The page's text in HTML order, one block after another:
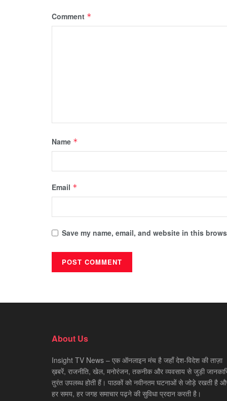
Comment *
Name *
Email *
Save my name, email, and website in this
About Us
Insight TV News – एक ऑनलाइन मंच है जहाँ देश-विदेश की ताज़ा
ख़बरें, राजनीति, खेल, मनोरंजन, तकनीक और व्यवसाय से जुड़ी
तुरंत उपलब्ध होती हैं। पाठकों को नवीनतम घटनाओं से जोड़े रखती है
हर समय, हर जगह समाचार पढ़ने की सुविधा प्रदान करती है।